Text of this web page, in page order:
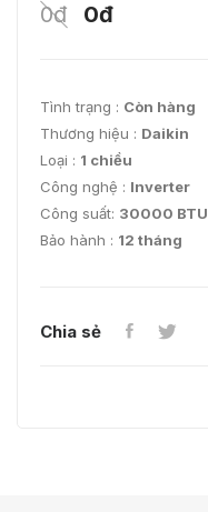
0đ 0đ
Tình trạng : Còn hàng
Thương hiệu : Daikin
Loại : 1 chiều
Công nghệ : Inverter
Công suất: 30000 BTU
Bảo hành : 12 tháng
Chia sẻ